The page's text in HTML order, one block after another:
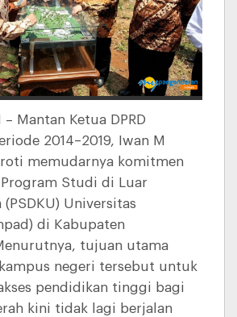
– Mantan Ketua DPRD
2014–2019, Iwan M
memudarnya komitmen
Studi di Luar
Universitas
di Kabupaten
tujuan utama
negeri tersebut untuk
pendidikan tinggi bagi
kini tidak lagi berjalan